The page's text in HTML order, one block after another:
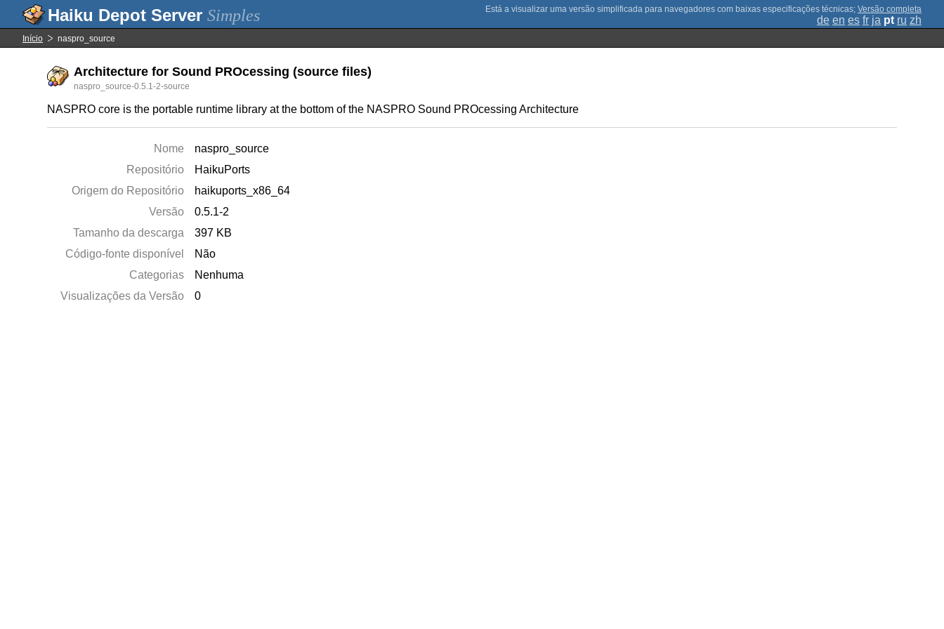
Simples ; Versão completa
de en es fr ja pt ru zh
Início naspro_source
Architecture for Sound PROcessing (source files)
naspro_source-0.5.1-2-source
NASPRO core is the portable runtime library at the bottom of the NASPRO Sound PROcessing Architecture
Nome
naspro_source
Repositório
HaikuPorts
Origem do Repositório
haikuports_x86_64
Versão
0.5.1-2
Tamanho da descarga
397 KB
Código-fonte disponível
Não
Categorias
Nenhuma
Visualizações da Versão
0